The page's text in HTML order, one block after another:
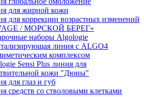
для жирной кожи
для коррекции возрастных изменений
/ МОРСКОЙ БЕРЕГ»
наборы Algologie
линия с ALGO4
комплексом
Sensi Plus линия для
кожи "Дюны"
для глаз и губ
средств со стволовыми клетками